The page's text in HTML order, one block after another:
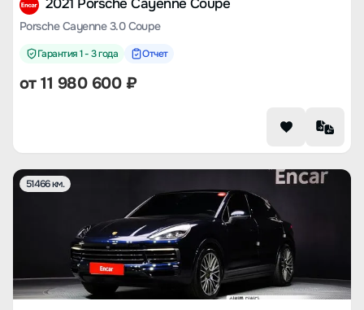
2021 Porsche Cayenne Coupé
Porsche Cayenne 3.0 Coupe
Гарантия 1 - 3 года Отчет
от11 980 600₽
51466 км.